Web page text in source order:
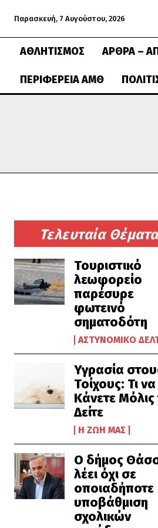
Παρασκευή, 7 Αυγούστου, 2026
ΑΘΛΗΤΙΣΜΌΣ ΆΡΘΡΑ –
ΠΕΡΙΦΈΡΕΙΑ ΑΜΘ
Τελευταία Θέματα
Τουριστικό
λεωφορείο
παρέσυρε
φωτεινό
σηματοδότη
ΑΣΤΥΝΟΜΙΚΌ
Υγρασία
Τοίχους: Τι να
Κάνετε Μόλις
Δείτε
Η ΖΩΉ ΜΑΣ
Ο δήμος
λέει όχι σε
οποιαδήποτε
υποβάθμιση
σχολικών